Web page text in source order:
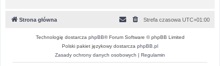
Strona główna Strefa czasowa UTC+01:00
Technologię dostarcza phpBB® Forum Software © phpBB Limited
Polski pakiet językowy dostarcza phpBB.pl
Zasady ochrony danych osobowych | Regulamin